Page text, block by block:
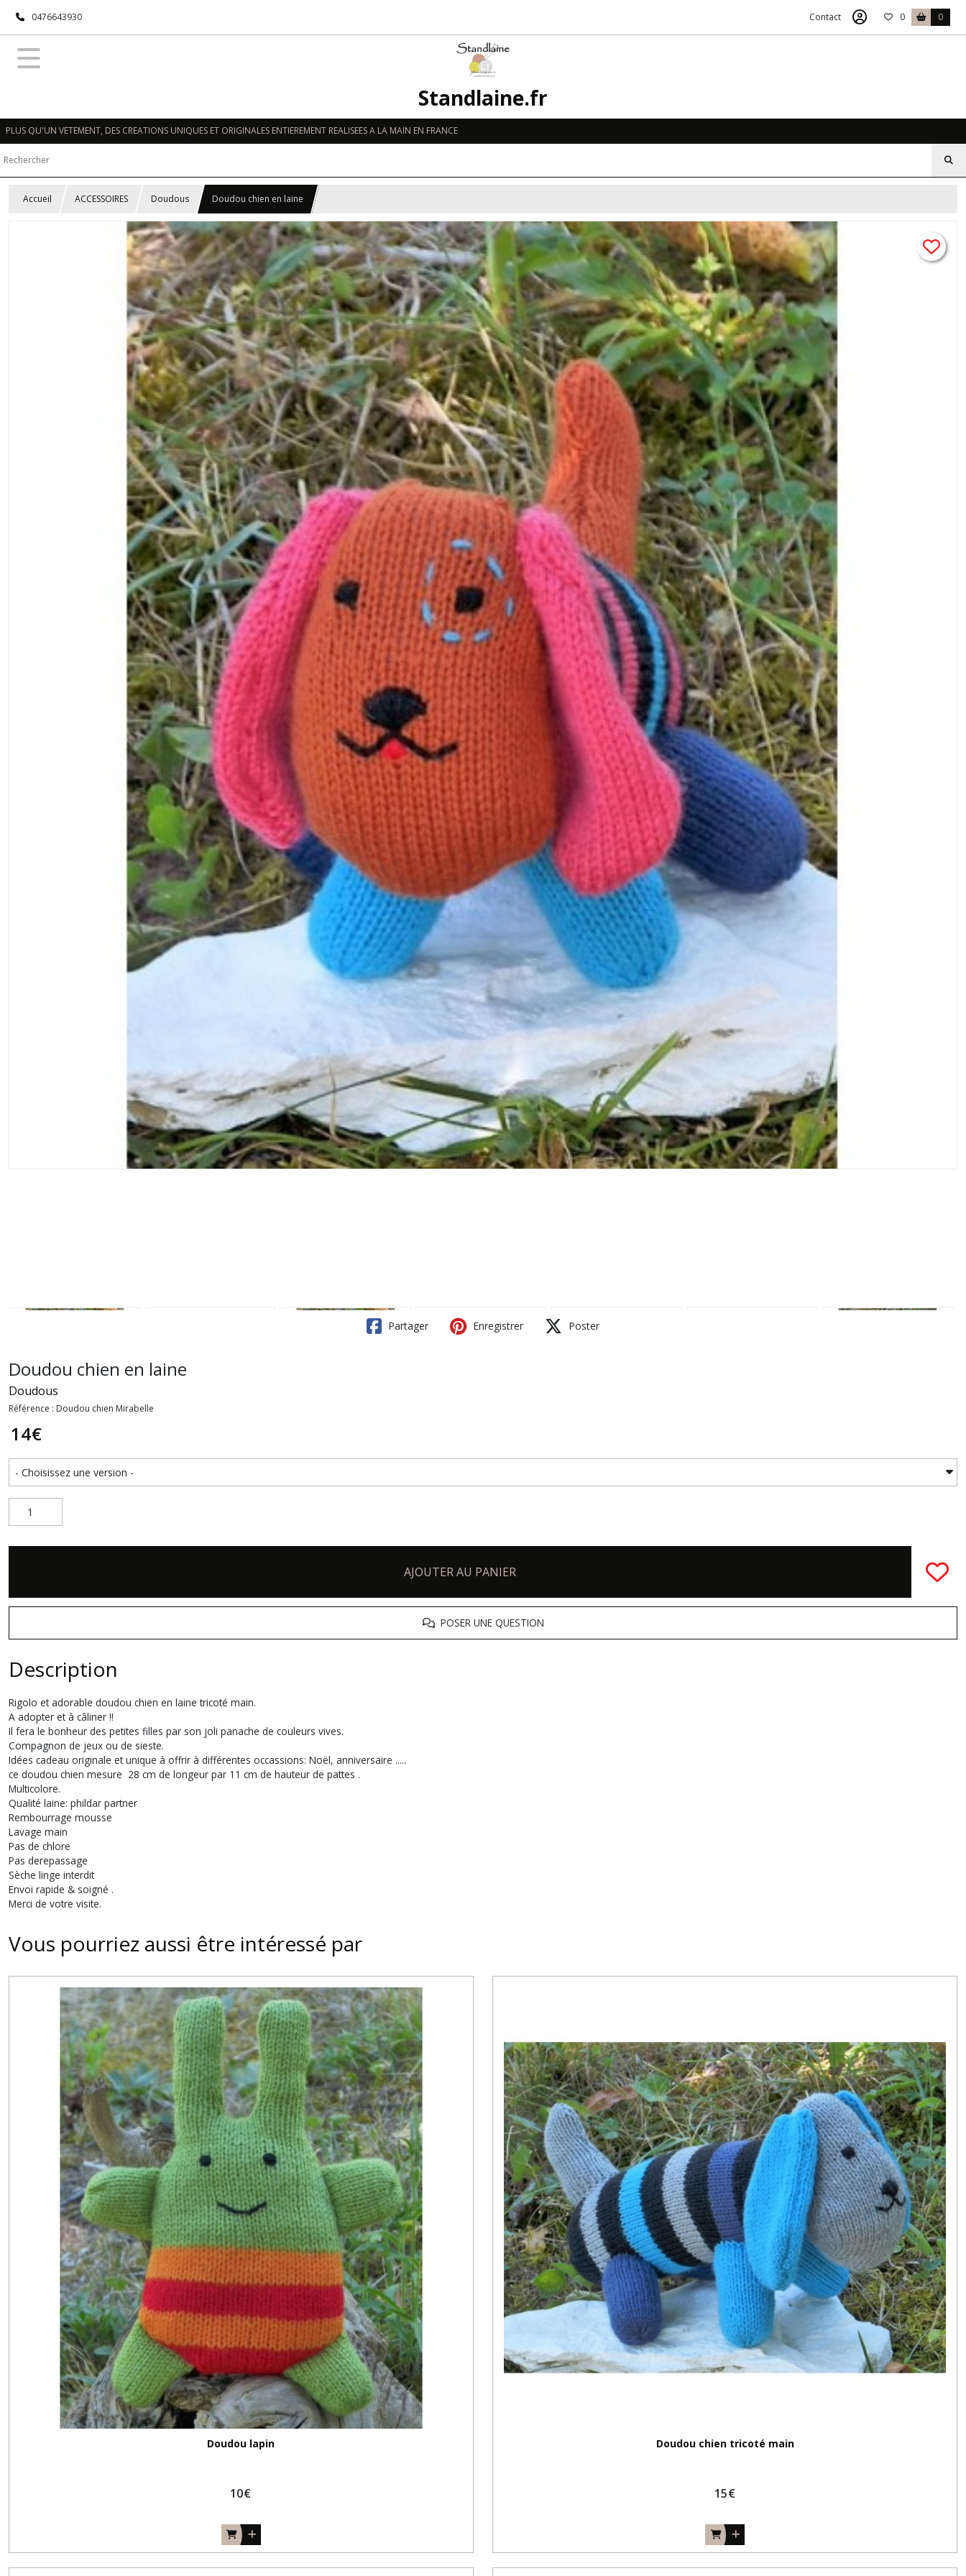
0476643930 Contact 0 0
Standlaine.fr
PLUS QU'UN VETEMENT, DES CREATIONS UNIQUES ET ORIGINALES ENTIEREMENT REALISEES A LA MAIN EN FRANCE
Accueil ACCESSOIRES Doudous Doudou chien en laine
Partager Enregistrer Poster
Doudou chien en laine
Doudous
Référence : Doudou chien Mirabelle
14€
AJOUTER AU PANIER
POSER UNE QUESTION
Description
Rigolo et adorable doudou chien en laine tricoté main.
A adopter et à câliner !!
Il fera le bonheur des petites filles par son joli panache de couleurs vives.
Compagnon de jeux ou de sieste.
Idées cadeau originale et unique à offrir à différentes occassions: Noël, anniversaire .....
ce doudou chien mesure 28 cm de longeur par 11 cm de hauteur de pattes .
Multicolore.
Qualité laine: phildar partner
Rembourrage mousse
Lavage main
Pas de chlore
Pas derepassage
Sèche linge interdit
Envoi rapide & soigné .
Merci de votre visite.
Vous pourriez aussi être intéressé par
Doudou lapin
10€
Doudou chien tricoté main
15€